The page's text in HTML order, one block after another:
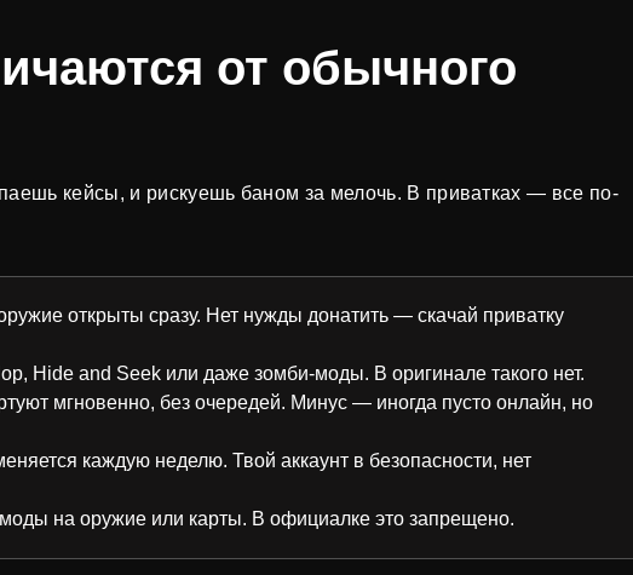
от обычного
кейсы, и рискуешь баном за мелочь. В приватках — все по-
открыты сразу. Нет нужды донатить — скачай приватку
Hide and Seek или даже зомби-моды. В оригинале такого нет.
мгновенно, без очередей. Минус — иногда пусто онлайн, но
каждую неделю. Твой аккаунт в безопасности, нет
на оружие или карты. В официалке это запрещено.